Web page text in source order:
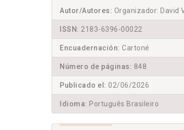
Autor/Autores: Organizador: David
ISSN: 2183-6396-00022
Encuadernación: Cartoné
Número de páginas: 848
Publicado el: 02/06/2026
Idioma: Português Brasileiro